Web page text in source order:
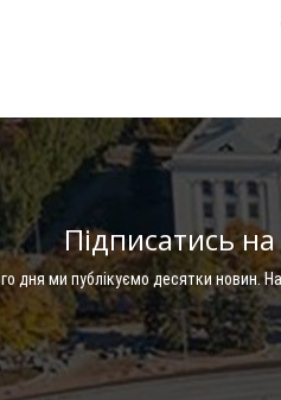
Підписатись
дня ми публікуємо десятки новин.